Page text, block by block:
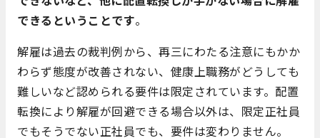
できるということです。
解雇は過去の裁判例から、再三にわたる注意にもかか
わらず態度が改善されない、健康上職務がどうしても
難しいなど認められる要件は限定されています。配置
転換により解雇が回避できる場合以外は、限定正社員
でもそうでない正社員でも、要件は変わりません。